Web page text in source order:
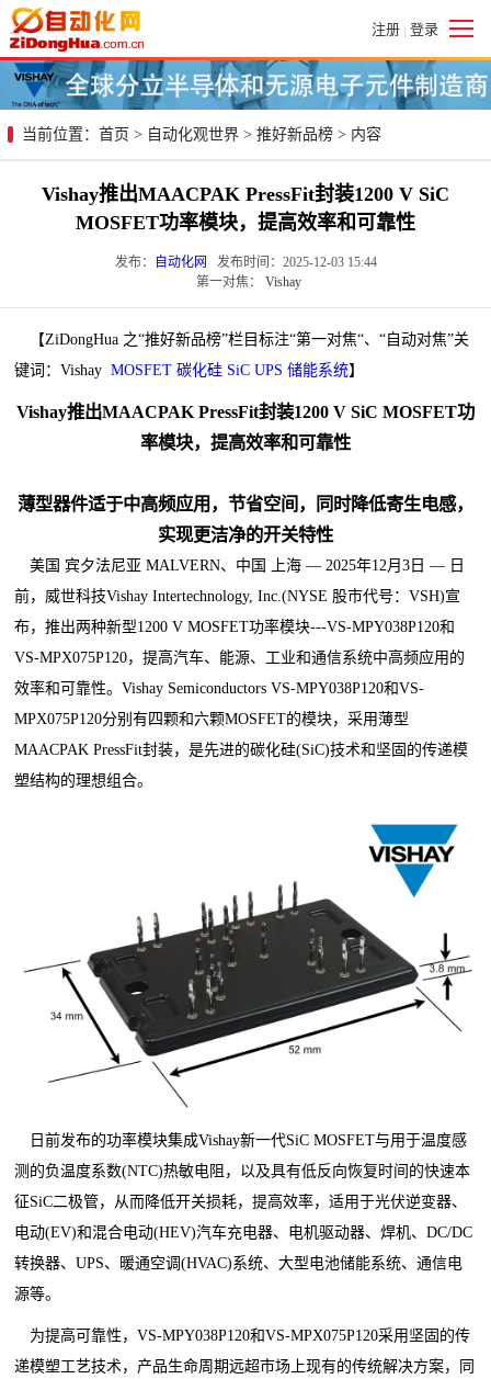
注册 | 登录
当前位置： 首页 > 自动化观世界 > 推好新品榜 > 内容
Vishay推出MAACPAK PressFit封装1200 V SiC
MOSFET功率模块，提高效率和可靠性
发布： 自动化网
发布时间：2025-12-03 15:44
第一对焦： Vishay
【ZiDongHua 之“推好新品榜”栏目标注“第一对焦“、“自动对焦”关
键词：VishayMOSFET 碳化硅 SiC UPS 储能系统】
Vishay推出MAACPAK PressFit封装1200 V SiC MOSFET功
率模块，提高效率和可靠性
薄型器件适于中高频应用，节省空间，同时降低寄生电感，
实现更洁净的开关特性
美国 宾夕法尼亚 MALVERN、中国 上海 — 2025年12月3日 — 日
前，威世科技Vishay Intertechnology, Inc.(NYSE 股市代号：VSH)宣
布，推出两种新型1200 V MOSFET功率模块---VS-MPY038P120和
VS-MPX075P120，提高汽车、能源、工业和通信系统中高频应用的
效率和可靠性。Vishay Semiconductors VS-MPY038P120和VS-
MPX075P120分别有四颗和六颗MOSFET的模块，采用薄型
MAACPAK PressFit封装，是先进的碳化硅(SiC)技术和坚固的传递模
塑结构的理想组合。
日前发布的功率模块集成Vishay新一代SiC MOSFET与用于温度感
测的负温度系数(NTC)热敏电阻，以及具有低反向恢复时间的快速本
征SiC二极管，从而降低开关损耗，提高效率，适用于光伏逆变器、
电动(EV)和混合电动(HEV)汽车充电器、电机驱动器、焊机、DC/DC
转换器、UPS、暖通空调(HVAC)系统、大型电池储能系统、通信电
源等。
为提高可靠性，VS-MPY038P120和VS-MPX075P120采用坚固的传
递模塑工艺技术，产品生命周期远超市场上现有的传统解决方案，同